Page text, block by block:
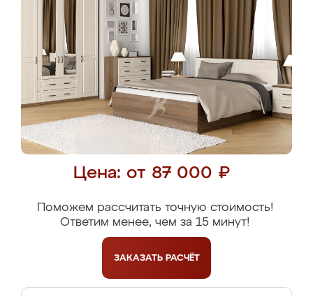
Цена: от 87 000 ₽
Поможем рассчитать точную стоимость!
Ответим менее, чем за 15 минут!
ЗАКАЗАТЬ РАСЧЁТ